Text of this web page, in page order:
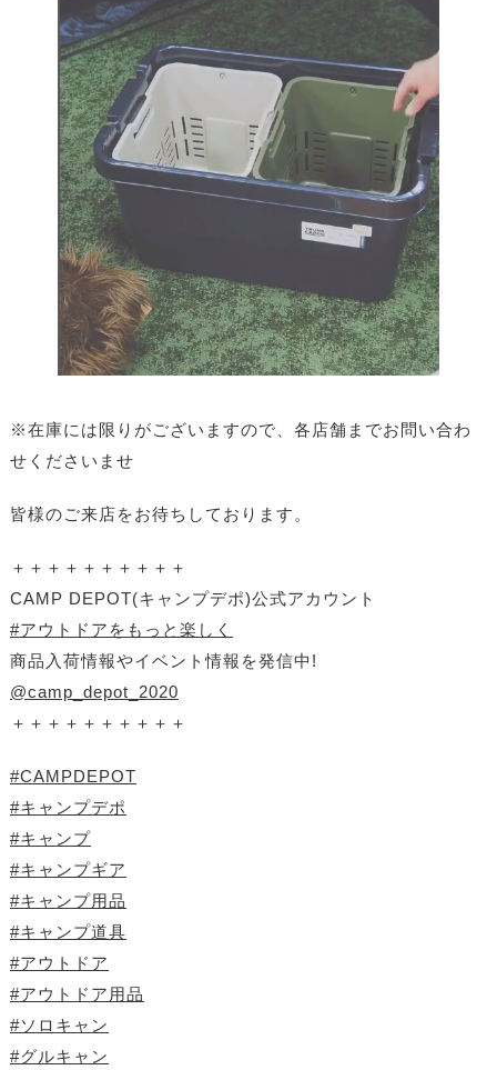
※在庫には限りがございますので、各店舗までお問い合わ
せくださいませ
皆様のご来店をお待ちしております。
＋＋＋＋＋＋＋＋＋＋
CAMP DEPOT(キャンプデポ)公式アカウント
#アウトドアをもっと楽しく
商品入荷情報やイベント情報を発信中!
@camp_depot_2020
＋＋＋＋＋＋＋＋＋＋
#CAMPDEPOT
#キャンプデポ
#キャンプ
#キャンプギア
#キャンプ用品
#キャンプ道具
#アウトドア
#アウトドア用品
#ソロキャン
#グルキャン